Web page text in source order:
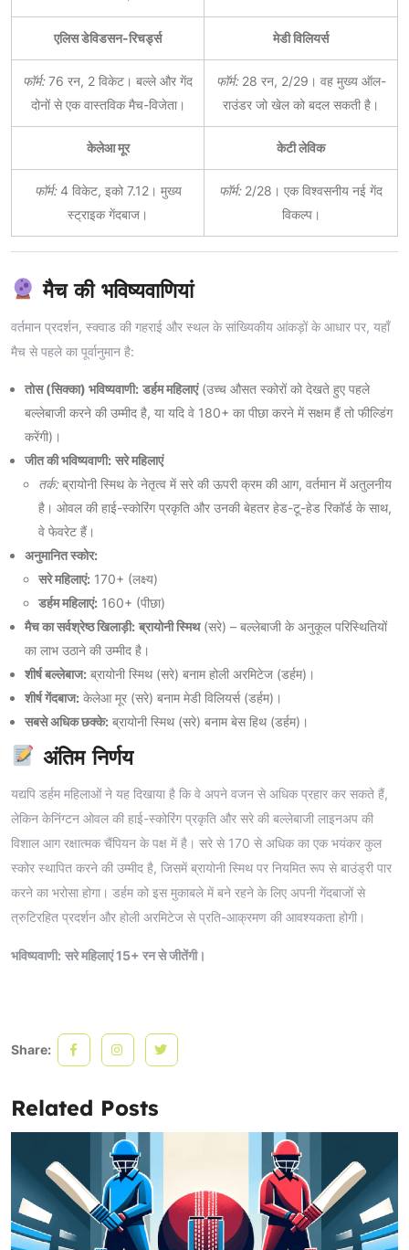
एलिस डेविडसन-रिचर्ड्स मेडी विलियर्स
फॉर्म:76 रन, 2 विकेट। बल्ले और गेंद
दोनों से एक वास्तविक मैच-विजेता।
फॉर्म:28 रन, 2/29। वह मुख्य ऑल-
राउंडर जो खेल को बदल सकती है।
केलेआ मूर केटी लेविक
फॉर्म:4 विकेट, इको 7.12। मुख्य
स्ट्राइक गेंदबाज।
फॉर्म:2/28। एक विश्वसनीय नई गेंद
विकल्प।
मैच की भविष्यवाणियां
वर्तमान प्रदर्शन, स्क्वाड की गहराई और स्थल के सांख्यिकीय आंकड़ों के आधार पर, यहाँ
मैच से पहले का पूर्वानुमान है:
तोस (सिक्का) भविष्यवाणी: डर्हम महिलाएं(उच्च औसत स्कोरों को देखते हुए पहले
बल्लेबाजी करने की उम्मीद है, या यदि वे 180+ का पीछा करने में सक्षम हैं तो फील्डिंग
करेंगी)।
जीत की भविष्यवाणी: सरे महिलाएं
तर्क:ब्रायोनी स्मिथ के नेतृत्व में सरे की ऊपरी क्रम की आग, वर्तमान में अतुलनीय
है। ओवल की हाई-स्कोरिंग प्रकृति और उनकी बेहतर हेड-टू-हेड रिकॉर्ड के साथ,
वे फेवरेट हैं।
अनुमानित स्कोर:
सरे महिलाएं: 170+ (लक्ष्य)
डर्हम महिलाएं: 160+ (पीछा)
मैच का सर्वश्रेष्ठ खिलाड़ी: ब्रायोनी स्मिथ(सरे) – बल्लेबाजी के अनुकूल परिस्थितियों
का लाभ उठाने की उम्मीद है।
शीर्ष बल्लेबाज: ब्रायोनी स्मिथ (सरे) बनाम होली अरमिटेज (डर्हम)।
शीर्ष गेंदबाज: केलेआ मूर (सरे) बनाम मेडी विलियर्स (डर्हम)।
सबसे अधिक छक्के: ब्रायोनी स्मिथ (सरे) बनाम बेस हिथ (डर्हम)।
अंतिम निर्णय
यद्यपि डर्हम महिलाओं ने यह दिखाया है कि वे अपने वजन से अधिक प्रहार कर सकते हैं,
लेकिन केनिंग्टन ओवल की हाई-स्कोरिंग प्रकृति और सरे की बल्लेबाजी लाइनअप की
विशाल आग रक्षात्मक चैंपियन के पक्ष में है। सरे से 170 से अधिक का एक भयंकर कुल
स्कोर स्थापित करने की उम्मीद है, जिसमें ब्रायोनी स्मिथ पर नियमित रूप से बाउंड्री पार
करने का भरोसा होगा। डर्हम को इस मुकाबले में बने रहने के लिए अपनी गेंदबाजों से
त्रुटिरहित प्रदर्शन और होली अरमिटेज से प्रति-आक्रमण की आवश्यकता होगी।
भविष्यवाणी: सरे महिलाएं 15+ रन से जीतेंगी।
Share:
Related Posts